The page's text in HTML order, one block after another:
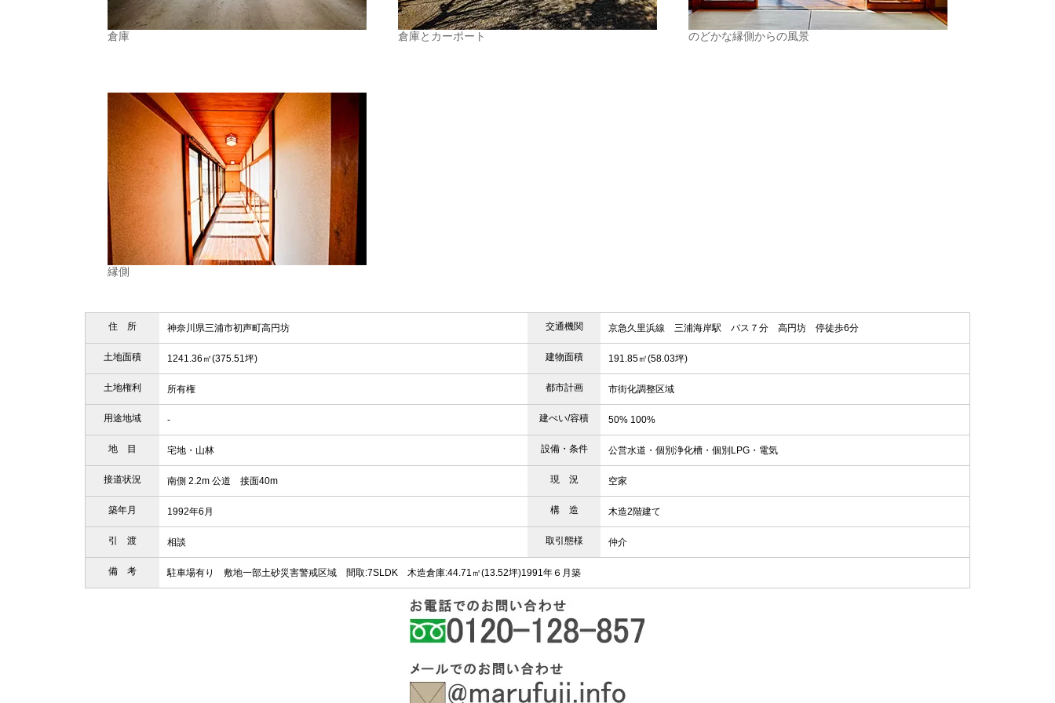
倉庫 倉庫とカーポート のどかな縁側からの風景
縁側
住 所 神奈川県三浦市初声町高円坊 交通機関 京急久里浜線 三浦海岸駅 バス７分 高円坊 停徒歩6分
土地面積 1241.36㎡(375.51坪) 建物面積 191.85㎡(58.03坪)
土地権利 所有権 都市計画 市街化調整区域
用途地域 - 建ぺい/容積 50% 100%
地 目 宅地・山林 設備・条件 公営水道・個別浄化槽・個別LPG・電気
接道状況 南側 2.2m 公道 接面40m 現 況 空家
築年月 1992年6月 構 造 木造2階建て
引 渡 相談 取引態様 仲介
備 考 駐車場有り 敷地一部土砂災害警戒区域 間取:7SLDK 木造倉庫:44.71㎡(13.52坪)1991年６月築